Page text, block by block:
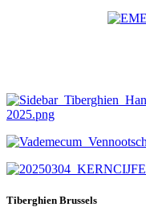
Tiberghien Brussels